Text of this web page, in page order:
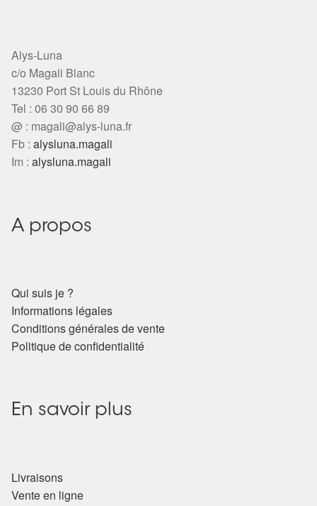
Alys-Luna
c/o Magali Blanc
13230 Port St Louis du Rhône
Tel : 06 30 90 66 89
@ : magali@alys-luna.fr
Fb : alysluna.magali
Im : alysluna.magali
A propos
Qui suis je ?
Informations légales
Conditions générales de vente
Politique de confidentialité
En savoir plus
Livraisons
Vente en ligne